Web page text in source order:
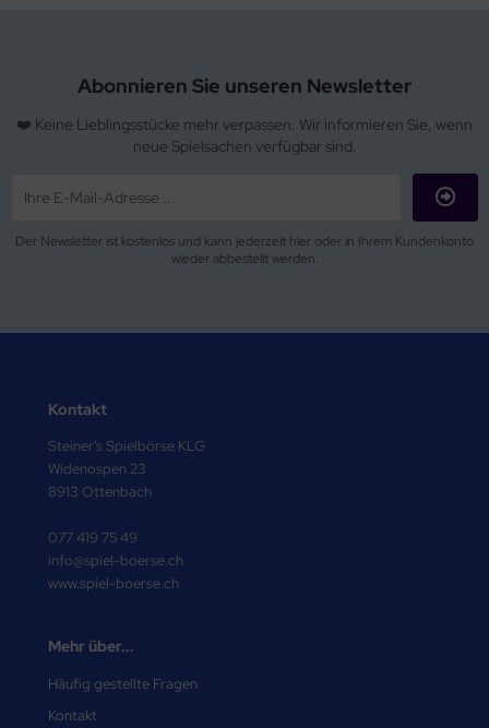
Abonnieren Sie unseren Newsletter
❤️ Keine Lieblingsstücke mehr verpassen. Wir informieren Sie, wenn
neue Spielsachen verfügbar sind.
Der Newsletter ist kostenlos und kann jederzeit hier oder in Ihrem Kundenkonto
wieder abbestellt werden.
Kontakt
Steiner's Spielbörse KLG
Widenospen 23
8913 Ottenbach
077 419 75 49
info@spiel-boerse.ch
www.spiel-boerse.ch
Mehr über...
Häufig gestellte Fragen
Kontakt